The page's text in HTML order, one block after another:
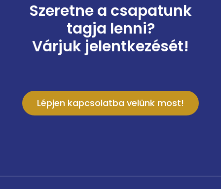
Szeretne a csapatunk
tagja lenni?
Várjuk jelentkezését!
Lépjen kapcsolatba velünk most!